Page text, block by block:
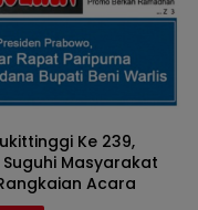
Ke 239,
Masyarakat
Acara